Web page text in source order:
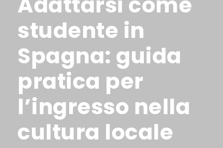
studente in
Spagna: guida
pratica per
l’ingresso nella
cultura locale